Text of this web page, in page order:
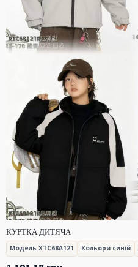
КУРТКА ДИТЯЧА
Модель XTC68A121 Кольори синій